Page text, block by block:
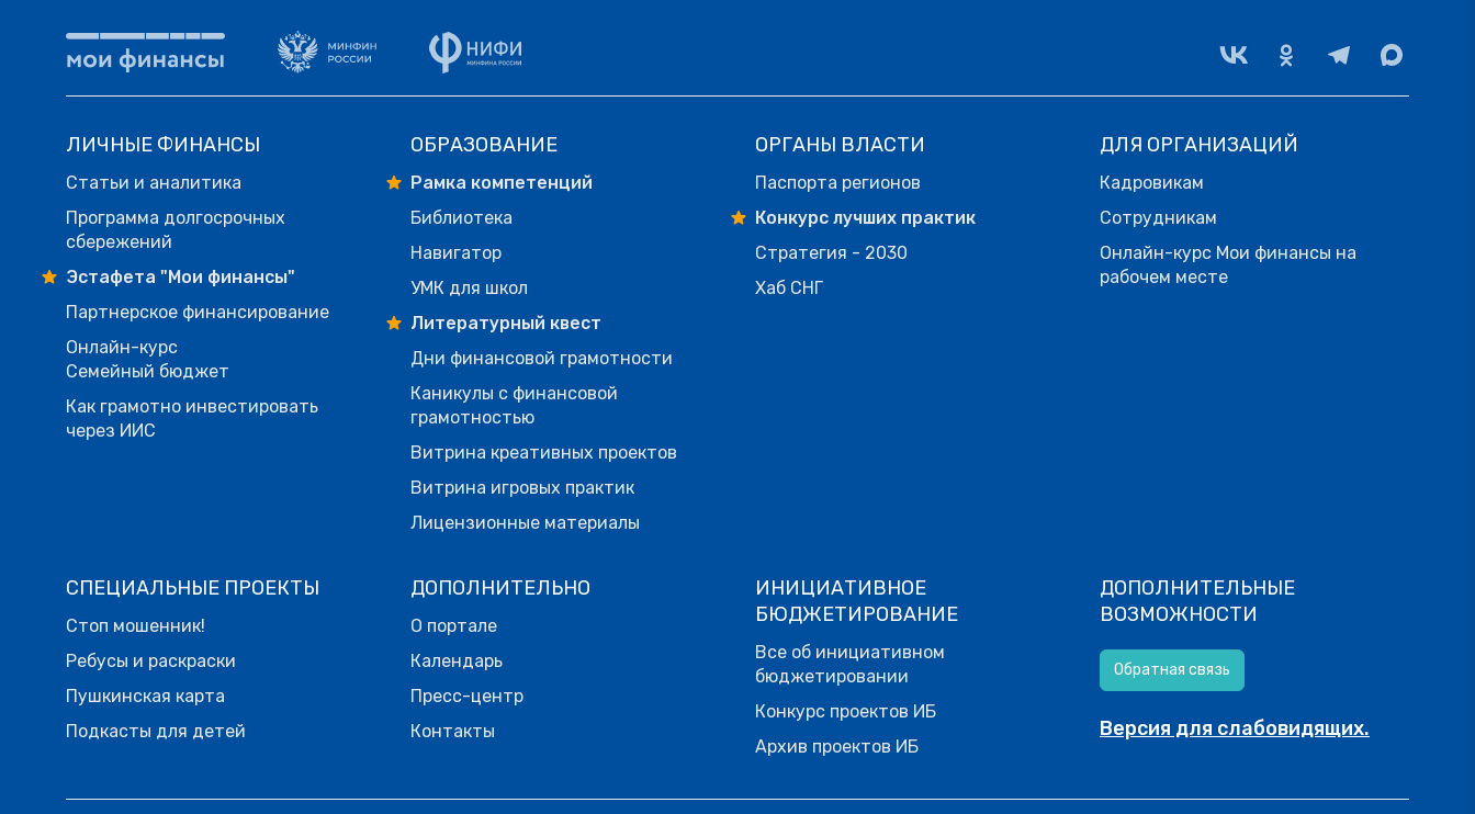
ЛИЧНЫЕ ФИНАНСЫ
Статьи и аналитика
Программа долгосрочных
сбережений
Эстафета "Мои финансы"
Партнерское финансирование
Онлайн-курс
Семейный бюджет
Как грамотно инвестировать
через ИИС
ОБРАЗОВАНИЕ
Рамка компетенций
Библиотека
Навигатор
УМК для школ
Литературный квест
Дни финансовой грамотности
Каникулы с финансовой
грамотностью
Витрина креативных проектов
Витрина игровых практик
Лицензионные материалы
ОРГАНЫ ВЛАСТИ
Паспорта регионов
Конкурс лучших практик
Стратегия - 2030
Хаб СНГ
ДЛЯ ОРГАНИЗАЦИЙ
Кадровикам
Сотрудникам
Онлайн-курс Мои финансы на
рабочем месте
СПЕЦИАЛЬНЫЕ ПРОЕКТЫ
Стоп мошенник!
Ребусы и раскраски
Пушкинская карта
Подкасты для детей
ДОПОЛНИТЕЛЬНО
О портале
Календарь
Пресс-центр
Контакты
ИНИЦИАТИВНОЕ
БЮДЖЕТИРОВАНИЕ
Все об инициативном
бюджетировании
Конкурс проектов ИБ
Архив проектов ИБ
ДОПОЛНИТЕЛЬНЫЕ
ВОЗМОЖНОСТИ
Обратная связь
Версия для слабовидящих.